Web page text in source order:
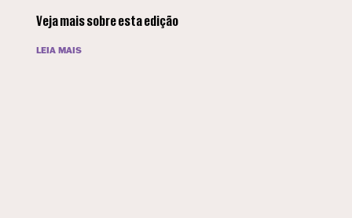
Veja mais sobre esta edição
LEIA MAIS